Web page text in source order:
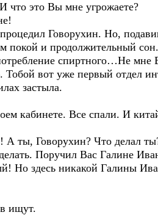
что это Вы мне угрожаете?
Говорухин. Но,
покой и продолжительный
спиртного…Не мне
Тобой вот уже первый отдел
застыла.
кабинете. Все спали. И
А ты, Говорухин? Что делал
Поручил Вас Галине
здесь никакой Галины
ищут.